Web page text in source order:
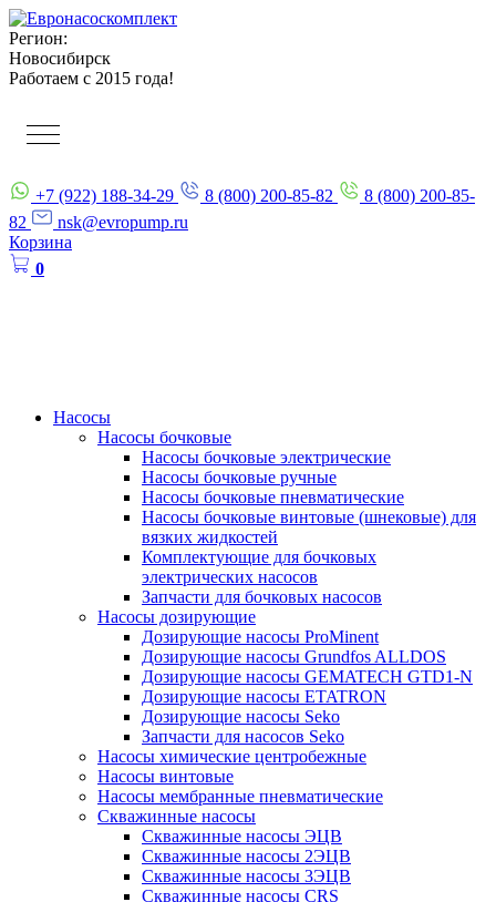
Регион:
Новосибирск
Работаем с 2015 года!
+7 (922) 188-34-29 8 (800) 200-85-82
8 (800) 200-85-
82
nsk@evropump.ru
Корзина
0
Насосы
Насосы бочковые
Насосы бочковые электрические
Насосы бочковые ручные
Насосы бочковые пневматические
Насосы бочковые винтовые (шнековые) для
вязких жидкостей
Комплектующие для бочковых
электрических насосов
Запчасти для бочковых насосов
Насосы дозирующие
Дозирующие насосы ProMinent
Дозирующие насосы Grundfos ALLDOS
Дозирующие насосы GEMATECH GTD1-N
Дозирующие насосы ETATRON
Дозирующие насосы Seko
Запчасти для насосов Seko
Насосы химические центробежные
Насосы винтовые
Насосы мембранные пневматические
Скважинные насосы
Скважинные насосы ЭЦВ
Скважинные насосы 2ЭЦВ
Скважинные насосы 3ЭЦВ
Скважинные насосы CRS